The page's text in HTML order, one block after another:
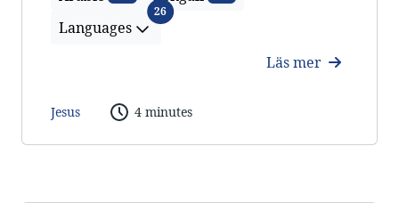
Languages
26Languages
Läs mer
Jesus 4 minutes